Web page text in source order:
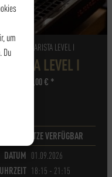
um
Du
KAFFEE - BARISTA LEVEL I
BARISTA LEVEL I
105,00€ *
PLÄTZE VERFÜGBAR
DATUM 01.09.2026
UHRZEIT 18:15 - 21:15